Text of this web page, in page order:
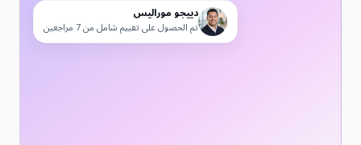
دييجو موراليس
تم الحصول على تقييم شامل من 7 مراجعين